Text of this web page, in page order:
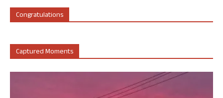
Congratulations
Captured Moments